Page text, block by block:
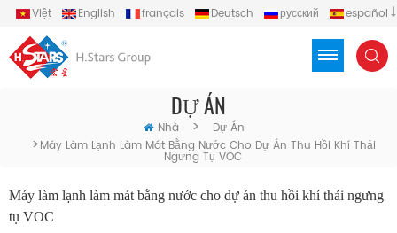
Việt English français Deutsch русский
español
DỰ ÁN
Nhà > Dự Án
>Máy Làm Lạnh Làm Mát Bằng Nước Cho Dự Án Thu Hồi Khí Thải
Ngưng Tụ VOC
Máy làm lạnh làm mát bằng nước cho dự án thu hồi khí thải ngưng
tụ VOC